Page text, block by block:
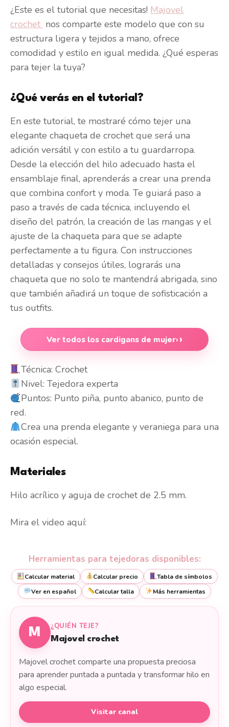
¿Este es el tutorial que necesitas! Majovel
crochet nos comparte este modelo que con su
estructura ligera y tejidos a mano, ofrece
comodidad y estilo en igual medida. ¿Qué esperas
para tejer la tuya?
¿Qué verás en el tutorial?
En este tutorial, te mostraré cómo tejer una
elegante chaqueta de crochet que será una
adición versátil y con estilo a tu guardarropa.
Desde la elección del hilo adecuado hasta el
ensamblaje final, aprenderás a crear una prenda
que combina confort y moda. Te guiará paso a
paso a través de cada técnica, incluyendo el
diseño del patrón, la creación de las mangas y el
ajuste de la chaqueta para que se adapte
perfectamente a tu figura. Con instrucciones
detalladas y consejos útiles, lograrás una
chaqueta que no solo te mantendrá abrigada, sino
que también añadirá un toque de sofisticación a
tus outfits.
Ver todos los cardigans de mujer›
Técnica: Crochet
Nivel: Tejedora experta
Puntos: Punto piña, punto abanico, punto de
red.
Crea una prenda elegante y veraniega para una
ocasión especial.
Materiales
Hilo acrílico y aguja de crochet de 2.5 mm.
Mira el video aquí:
Herramientas para tejedoras disponibles:
Calcular material Calcular precio
Tabla de símbolos
Ver en español
Calcular talla Más herramientas
M
¿QUIÉN TEJE?
Majovel crochet
Majovel crochet comparte una propuesta preciosa
para aprender puntada a puntada y transformar hilo en
algo especial.
Visitar canal